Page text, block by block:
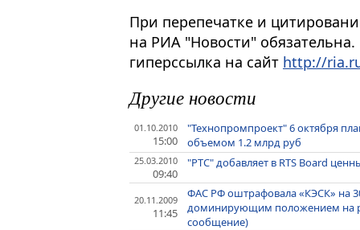
При перепечатке и
на РИА "Новости"
гиперссылка на сайт http://
Другие новости
01.10.2010
15:00
"Технопромпроект" 6 октября
объемом 1.2 млрд руб
25.03.2010
09:40
"РТС" добавляет в RTS Board
20.11.2009
11:45
ФАС РФ оштрафовала «КЭСК» на
доминирующим положением на
сообщение)